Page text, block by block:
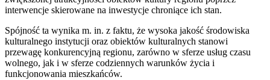
interwencje skierowane na inwestycje chroniące ich stan.
Spójność ta wynika m. in. z faktu, że wysoka jakość środowiska
kulturalnego instytucji oraz obiektów kulturalnych stanowi
przewagę konkurencyjną regionu, zarówno w sferze usług czasu
wolnego, jak i w sferze codziennych warunków życia i
funkcjonowania mieszkańców.